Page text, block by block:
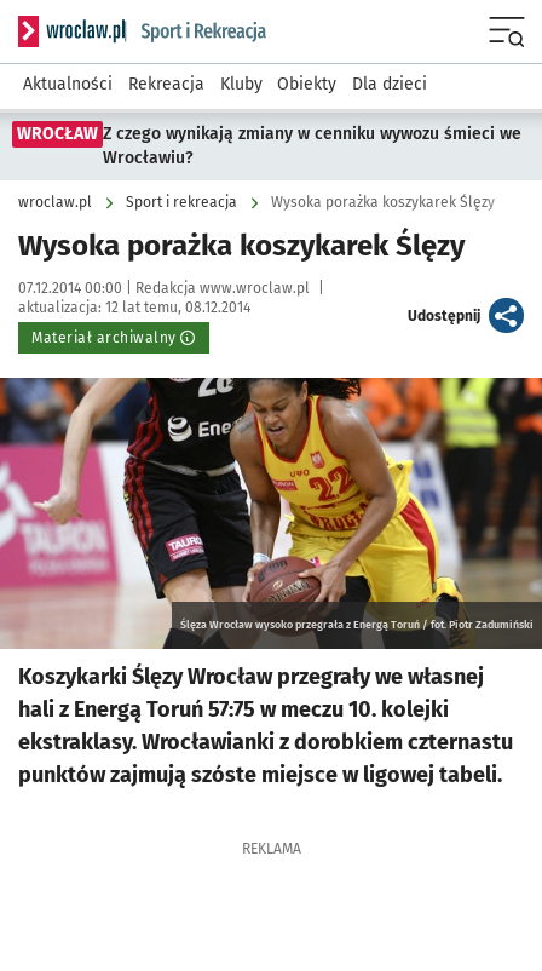
Serwis informacyjny wroclaw.pl podserwis: Sport i rekreacja
Aktualności Rekreacja Kluby Obiekty Dla dzieci
WROCŁAW Z czego wynikają zmiany w cenniku wywozu śmieci we
Wrocławiu?
wroclaw.pl Sport i rekreacja Wysoka porażka koszykarek Ślęzy
Wysoka porażka koszykarek Ślęzy
Data publikacji:
07.12.2014 00:00 | Autor:
Redakcja www.wroclaw.pl
aktualizacja: 12 lat temu, 08.12.2014
Materiał archiwalny
Udostępnijartykuł
Kliknij, aby powiększyć
Ślęza Wrocław wysoko przegrała z Energą Toruń / fot. Piotr Zadumiński
Koszykarki Ślęzy Wrocław przegrały we własnej
hali z Energą Toruń 57:75 w meczu 10. kolejki
ekstraklasy. Wrocławianki z dorobkiem czternastu
punktów zajmują szóste miejsce w ligowej tabeli.
REKLAMA